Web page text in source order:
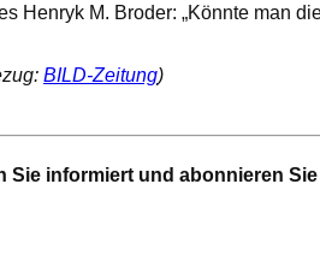
Henryk M. Broder: „Könnte man
BILD-Zeitung)
Sie informiert und abonnieren